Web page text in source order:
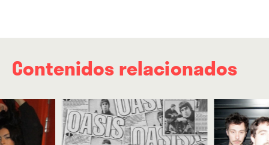
Contenidos relacionados